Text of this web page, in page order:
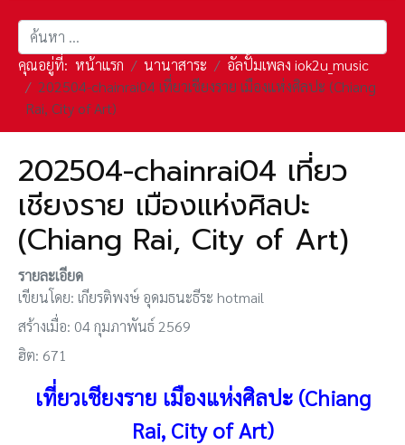
การค้นหา
คุณอยู่ที่: หน้าแรก นานาสาระ
อัลปั้มเพลง iok2u_music
202504-chainrai04 เที่ยวเชียงราย เมืองแห่งศิลปะ (Chiang
Rai, City of Art)
202504-chainrai04 เที่ยว
เชียงราย เมืองแห่งศิลปะ
(Chiang Rai, City of Art)
รายละเอียด
เขียนโดย: เกียรติพงษ์ อุดมธนะธีระ hotmail
สร้างเมื่อ: 04 กุมภาพันธ์ 2569
ฮิต: 671
เที่ยวเชียงราย เมืองแห่งศิลปะ (Chiang
Rai, City of Art)